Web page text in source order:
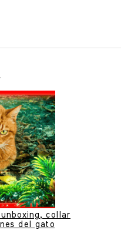
unboxing, collar
del gato